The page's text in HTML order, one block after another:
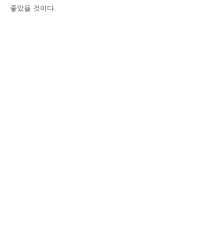
좋았을 것이다.